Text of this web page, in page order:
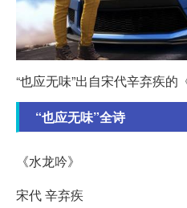
“也应无味”出自宋代辛弃疾的
“也应无味”全诗
《水龙吟》
宋代 辛弃疾